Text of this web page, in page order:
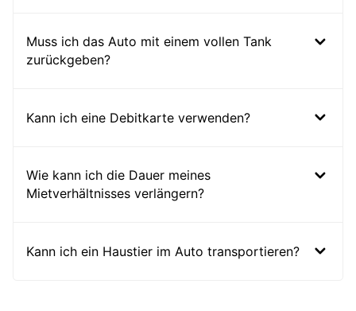
Muss ich das Auto mit einem vollen Tank
zurückgeben?
Kann ich eine Debitkarte verwenden?
Wie kann ich die Dauer meines
Mietverhältnisses verlängern?
Kann ich ein Haustier im Auto transportieren?